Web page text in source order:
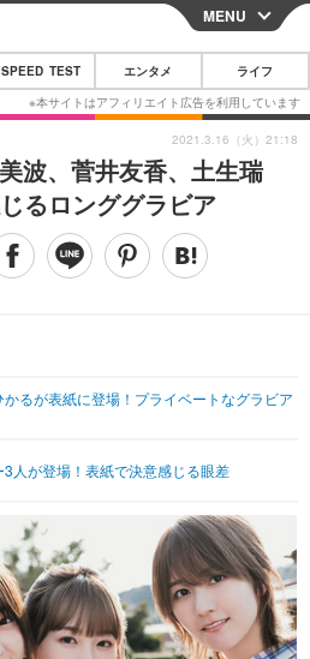
CLOSE
スマートフォン
その他
映画・ドラマ
その他
MENU
SPEED TEST エンタメ ライフ
波、菅井友香、土生瑞
るロンググラビア
るが表紙に登場！プライベートなグラビア
人が登場！表紙で決意感じる眼差
2021.3.16（火）21:18